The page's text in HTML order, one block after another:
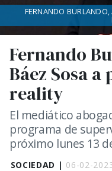
SOCIEDAD | 06-02-
Fernando
Báez Sosa
reality
El mediático
programa de
próximo lunes 13
FERNANDO